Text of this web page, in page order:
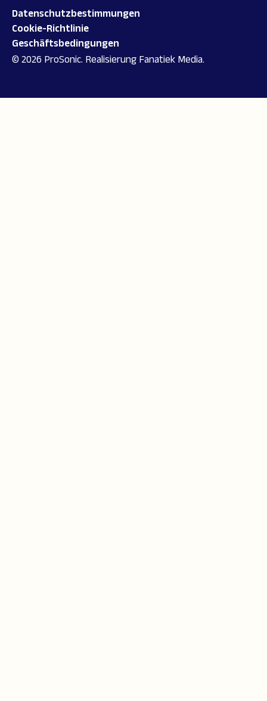
Datenschutzbestimmungen
Cookie-Richtlinie
Geschäftsbedingungen
© 2026 ProSonic. Realisierung Fanatiek Media.